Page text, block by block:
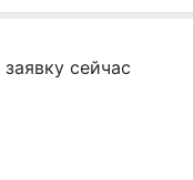
сейчас